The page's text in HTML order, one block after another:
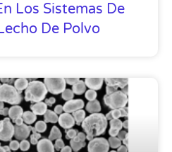
Los Sistemas De
De Polvo